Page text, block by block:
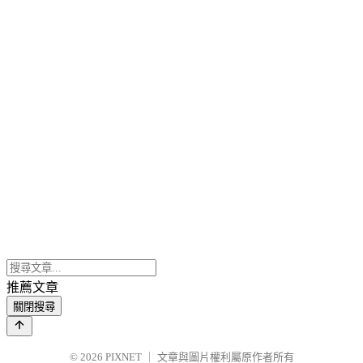
推薦文章
關閉搜尋
© 2026 PIXNET 文章與圖片權利屬原作者所有